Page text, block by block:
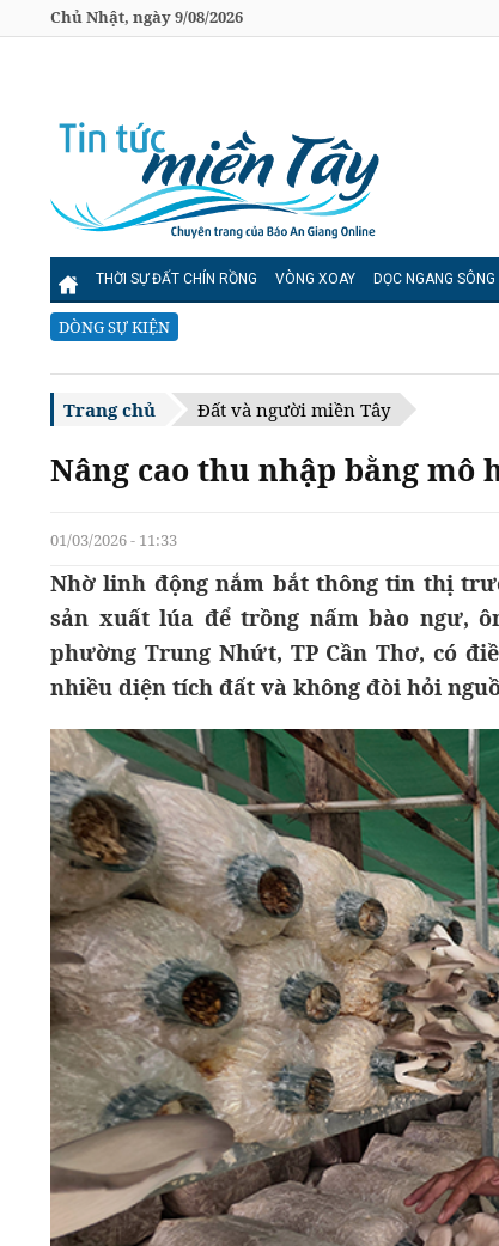
Chủ Nhật, ngày 9/08/2026
THỜI SỰ ĐẤT CHÍN RỒNG VÒNG XOAY DỌC NGANG SÔNG
DÒNG SỰ KIỆN
Trang chủ Đất và người miền Tây
Nâng cao thu nhập bằng
01/03/2026 - 11:33
Nhờ linh động nắm bắt thông tin thị
sản xuất lúa để trồng nấm bào ngư,
phường Trung Nhứt, TP Cần Thơ, có
nhiều diện tích đất và không đòi hỏi